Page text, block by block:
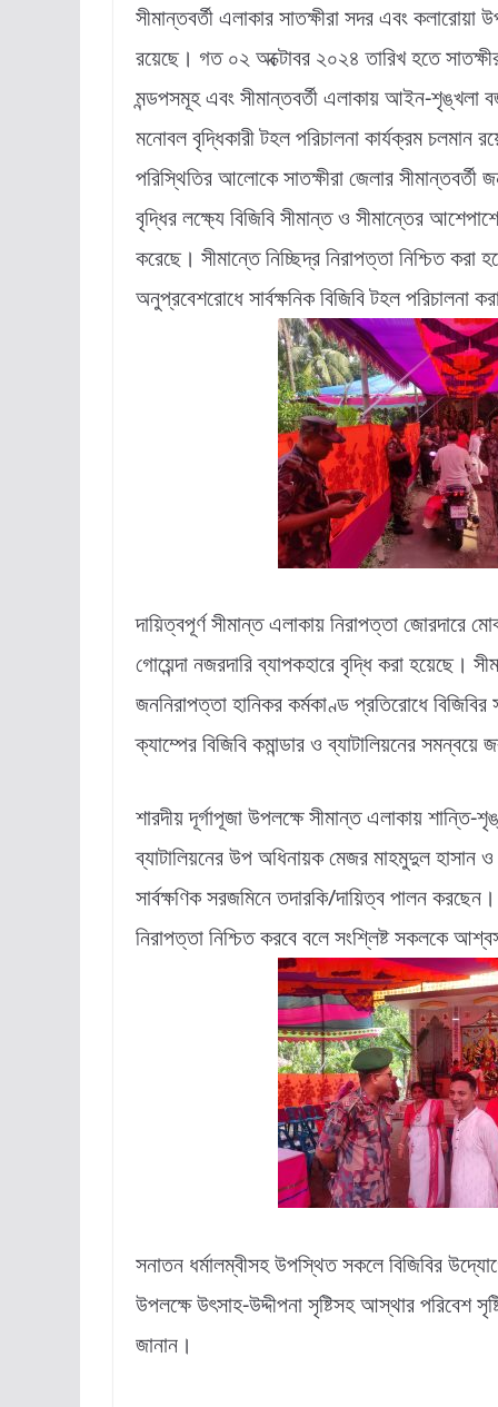
সীমান্তবর্তী এলাকার সাতক্ষীরা সদর এবং
রয়েছে। গত ০২ অক্টোবর ২০২৪ তারিখ হতে
মন্ডপসমূহ এবং সীমান্তবর্তী এলাকায় আইন-শৃঙ্খলা
মনোবল বৃদ্ধিকারী টহল পরিচালনা কার্যক্রম চলমান
পরিস্থিতির আলোকে সাতক্ষীরা জেলার
বৃদ্ধির লক্ষ্যে বিজিবি সীমান্ত ও সীমান্তের
করেছে। সীমান্তে নিচ্ছিদ্র নিরাপত্তা নিশ্চিত
অনুপ্রবেশরোধে সার্বক্ষনিক বিজিবি টহল পরিচালনা
দায়িত্বপূর্ণ সীমান্ত এলাকায় নিরাপত্তা জোরদারে
গোয়েন্দা নজরদারি ব্যাপকহারে বৃদ্ধি করা হয়েছে।
জননিরাপত্তা হানিকর কর্মকাণ্ড প্রতিরোধে
ক্যাম্পের বিজিবি কমান্ডার ও ব্যাটালিয়নের
শারদীয় দূর্গাপূজা উপলক্ষে সীমান্ত এলাকায় শান্তি-
ব্যাটালিয়নের উপ অধিনায়ক মেজর মাহমুদুল হাসান ও
সার্বক্ষণিক সরজমিনে তদারকি/দায়িত্ব পালন
নিরাপত্তা নিশ্চিত করবে বলে সংশ্লিষ্ট সকলকে
সনাতন ধর্মালম্বীসহ উপস্থিত সকলে বিজিবির
উপলক্ষে উৎসাহ-উদ্দীপনা সৃষ্টিসহ আস্থার পরিবেশ
জানান।